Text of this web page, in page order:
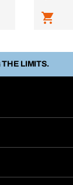
THE LIMITS.